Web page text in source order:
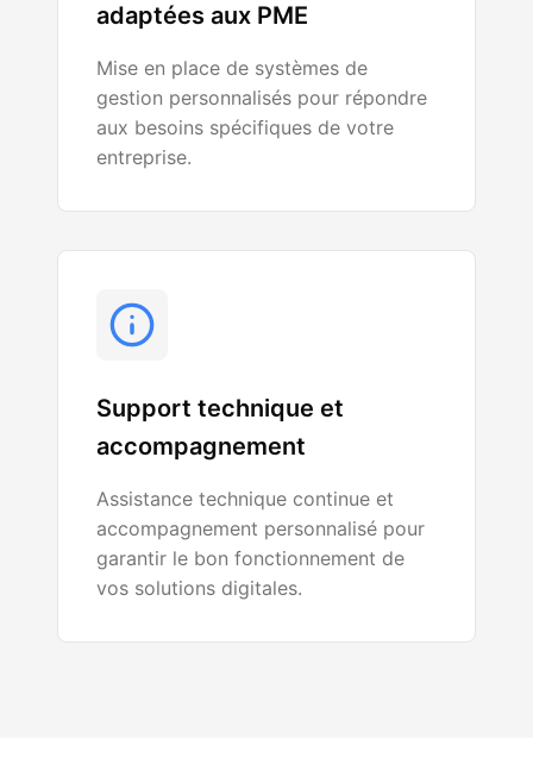
adaptées aux PME
Mise en place de systèmes de
gestion personnalisés pour répondre
aux besoins spécifiques de votre
entreprise.
Support technique et
accompagnement
Assistance technique continue et
accompagnement personnalisé pour
garantir le bon fonctionnement de
vos solutions digitales.